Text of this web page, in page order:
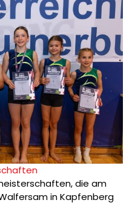
die am
in Kapfenberg